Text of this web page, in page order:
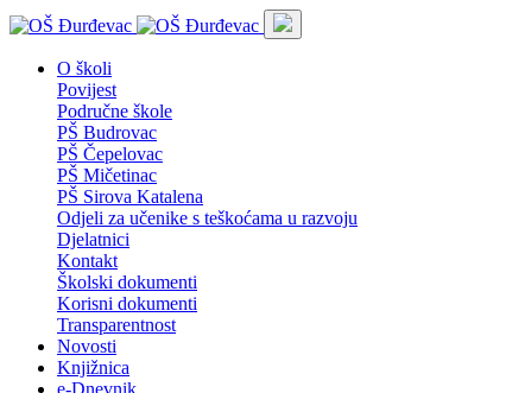
O školi
Povijest
Područne škole
PŠ Budrovac
PŠ Čepelovac
PŠ Mičetinac
PŠ Sirova Katalena
Odjeli za učenike s teškoćama u razvoju
Djelatnici
Kontakt
Školski dokumenti
Korisni dokumenti
Transparentnost
Novosti
Knjižnica
e-Dnevnik